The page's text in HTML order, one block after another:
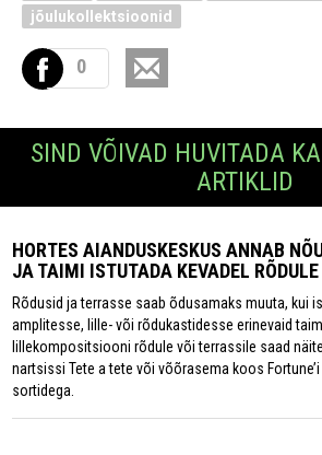
jõulukollektsioonid
0
SIND VÕIVAD HUVITADA
ARTIKLID
HORTES AIANDUSKESKUS ANNAB
JA TAIMI ISTUTADA KEVADEL
Rõdusid ja terrasse saab õdusamaks muuta, kui
amplitesse, lille- või rõdukastidesse erinevaid
lillekompositsiooni rõdule või terrassile saad
nartsissi Tete a tete või võõrasema koos
sortidega.